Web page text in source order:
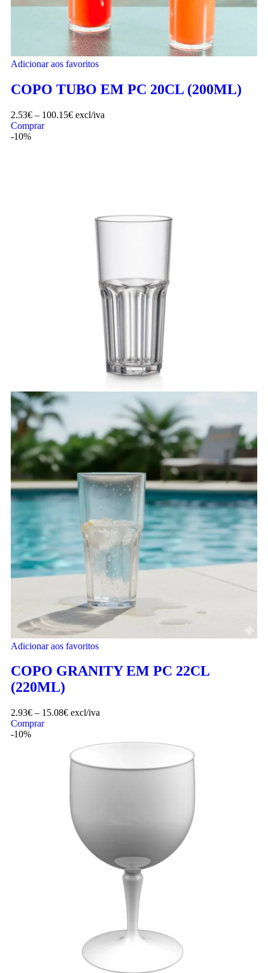
Adicionar aos favoritos
COPO TUBO EM PC 20CL (200ML)
2.53€ – 100.15€ excl/iva
Comprar
-10%
Adicionar aos favoritos
COPO GRANITY EM PC 22CL
(220ML)
2.93€ – 15.08€ excl/iva
Comprar
-10%